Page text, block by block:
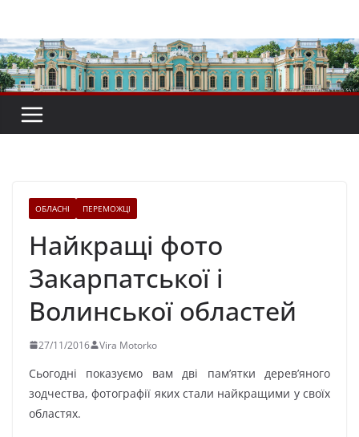
вмісту
ОБЛАСНІ ПЕРЕМОЖЦІ
Найкращі фото
Закарпатської і
Волинської областей
27/11/2016 Vira Motorko
Сьогодні показуємо вам дві пам’ятки дерев’яного
зодчества, фотографії яких стали найкращими у своїх
областях.